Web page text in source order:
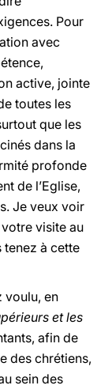
Pour
avec
active, jointe
toutes les
que les
dans la
profonde
de l’Eglise,
Je veux voir
visite au
tenez à cette
voulu, en
et les
afin de
des chrétiens,
sein des